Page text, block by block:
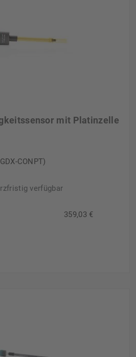
mit Platinzelle
CONPT)
verfügbar
359,03 €